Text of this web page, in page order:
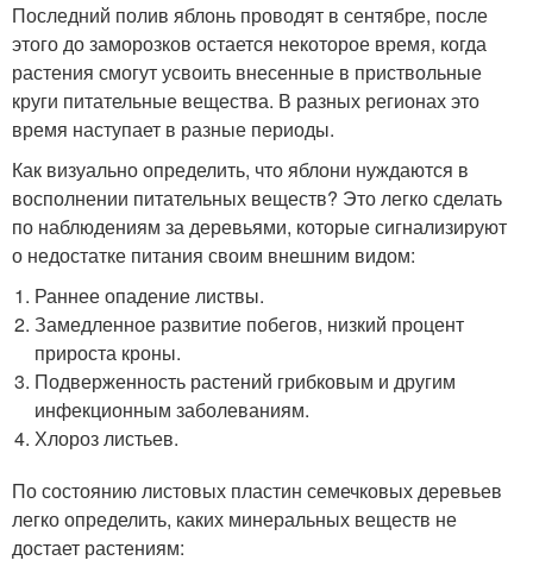
Последний полив яблонь проводят в сентябре, после
этого до заморозков остается некоторое время, когда
растения смогут усвоить внесенные в приствольные
круги питательные вещества. В разных регионах это
время наступает в разные периоды.
Как визуально определить, что яблони нуждаются в
восполнении питательных веществ? Это легко сделать
по наблюдениям за деревьями, которые сигнализируют
о недостатке питания своим внешним видом:
Раннее опадение листвы.
Замедленное развитие побегов, низкий процент
прироста кроны.
Подверженность растений грибковым и другим
инфекционным заболеваниям.
Хлороз листьев.
По состоянию листовых пластин семечковых деревьев
легко определить, каких минеральных веществ не
достает растениям: